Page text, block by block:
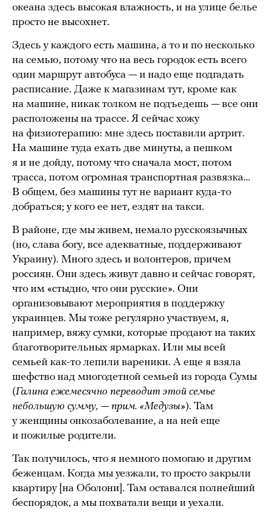
океана здесь высокая влажность, и на улице белье
просто не высохнет.
Здесь у каждого есть машина, а то и по несколько
на семью, потому что на весь городок есть всего
один маршрут автобуса — и надо еще подгадать
расписание. Даже к магазинам тут, кроме как
на машине, никак толком не подъедешь — все они
расположены на трассе. Я сейчас хожу
на физиотерапию: мне здесь поставили артрит.
На машине туда ехать две минуты, а пешком
я и не дойду, потому что сначала мост, потом
трасса, потом огромная транспортная развязка…
В общем, без машины тут не вариант куда-то
добраться; у кого ее нет, ездят на такси.
В районе, где мы живем, немало русскоязычных
(но, слава богу, все адекватные, поддерживают
Украину). Много здесь и волонтеров, причем
россиян. Они здесь живут давно и сейчас говорят,
что им «стыдно, что они русские». Они
организовывают мероприятия в поддержку
украинцев. Мы тоже регулярно участвуем, я,
например, вяжу сумки, которые продают на таких
благотворительных ярмарках. Или мы всей
семьей как-то лепили вареники. А еще я взяла
шефство над многодетной семьей из города Сумы
(Галина ежемесячно переводит этой семье
небольшую сумму, — прим. «Медузы»). Там
у женщины онкозаболевание, а на ней еще
и пожилые родители.
Так получилось, что я немного помогаю и другим
беженцам. Когда мы уезжали, то просто закрыли
квартиру [на Оболони]. Там оставался полнейший
беспорядок, а мы похватали вещи и уехали.